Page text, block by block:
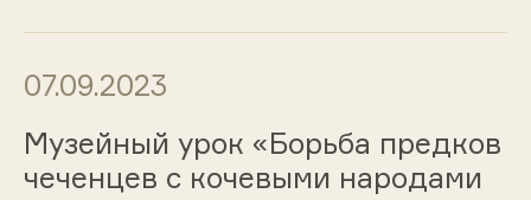
07.09.2023
Музейный урок «Борьба предков
чеченцев с кочевыми народами